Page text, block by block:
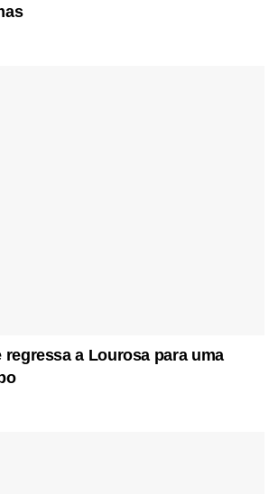
regressa a Lourosa para uma